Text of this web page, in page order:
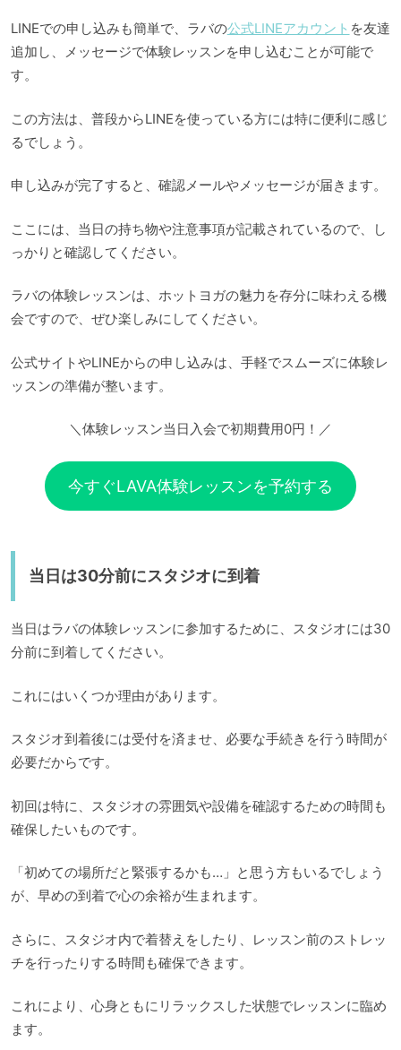
LINEでの申し込みも簡単で、ラバの公式LINEアカウント を友達
追加し、メッセージで体験レッスンを申し込むことが可能で
す。
この方法は、普段からLINEを使っている方には特に便利に感じ
るでしょう。
申し込みが完了すると、確認メールやメッセージが届きます。
ここには、当日の持ち物や注意事項が記載されているので、し
っかりと確認してください。
ラバの体験レッスンは、ホットヨガの魅力を存分に味わえる機
会ですので、ぜひ楽しみにしてください。
公式サイトやLINEからの申し込みは、手軽でスムーズに体験レ
ッスンの準備が整います。
＼体験レッスン当日入会で初期費用0円！／
今すぐLAVA体験レッスンを予約する
当日は30分前にスタジオに到着
当日はラバの体験レッスンに参加するために、スタジオには30
分前に到着してください。
これにはいくつか理由があります。
スタジオ到着後には受付を済ませ、必要な手続きを行う時間が
必要だからです。
初回は特に、スタジオの雰囲気や設備を確認するための時間も
確保したいものです。
「初めての場所だと緊張するかも…」と思う方もいるでしょう
が、早めの到着で心の余裕が生まれます。
さらに、スタジオ内で着替えをしたり、レッスン前のストレッ
チを行ったりする時間も確保できます。
これにより、心身ともにリラックスした状態でレッスンに臨め
ます。